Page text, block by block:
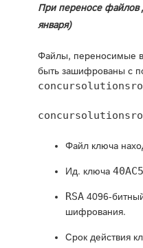
При переносе файлов
января)
Файлы, переносимые
быть зашифрованы с
Файл ключа
Ид. ключа
RSA 4096-
шифрования.
Срок действия